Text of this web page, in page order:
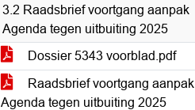
3.2 Raadsbrief voortgang aanpak
Agenda tegen uitbuiting 2025
Dossier 5343 voorblad.pdf
Raadsbrief voortgang aanpak
Agenda tegen uitbuiting 2025